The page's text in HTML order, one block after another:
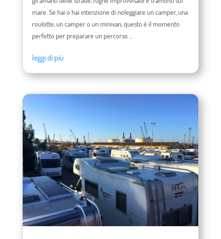
mare. Se hai o hai intenzione di noleggiare un camper, una
roulotte, un camper o un minivan, questo è il momento
perfetto per preparare un percorso ...
leggi di più